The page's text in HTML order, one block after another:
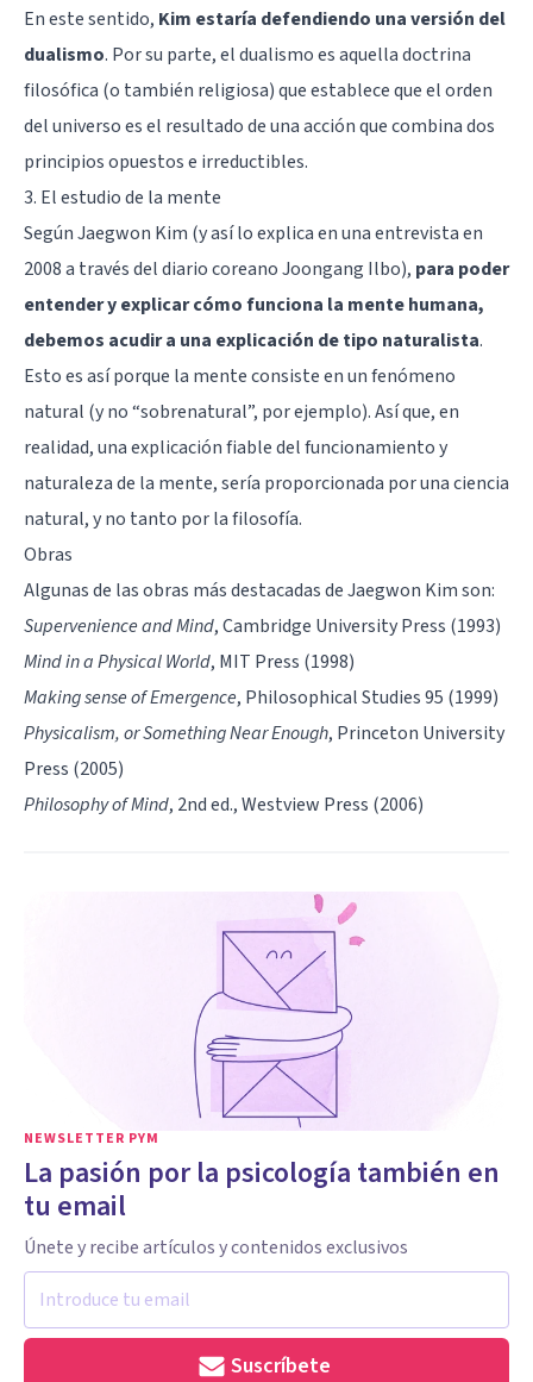
En este sentido, Kim estaría defendiendo una versión del
dualismo. Por su parte, eldualismoes aquella doctrina
filosófica (o también religiosa) que establece que el orden
del universo es el resultado de una acción que combina dos
principios opuestos e irreductibles.
3. El estudio de la mente
Según Jaegwon Kim (y así lo explica en una entrevista en
2008 a través del diario coreano Joongang Ilbo), para poder
entender y explicar cómo funciona la mente humana,
debemos acudir a una explicación de tipo naturalista.
Esto es así porque la mente consiste en un fenómeno
natural (y no “sobrenatural”, por ejemplo). Así que, en
realidad, una explicación fiable del funcionamiento y
naturaleza de la mente, sería proporcionada por una ciencia
natural, y no tanto por la filosofía.
Obras
Algunas de las obras más destacadas de Jaegwon Kim son:
Supervenience and Mind, Cambridge University Press (1993)
Mind in a Physical World, MIT Press (1998)
Making sense of Emergence, Philosophical Studies 95 (1999)
Physicalism, or Something Near Enough, Princeton University
Press (2005)
Philosophy of Mind, 2nd ed., Westview Press (2006)
NEWSLETTER PYM
La pasión por la psicología también en
tu email
Únete y recibe artículos y contenidos exclusivos
Suscríbete